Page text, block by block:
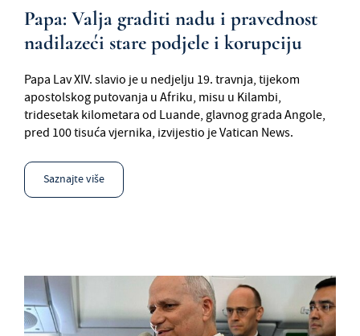
Papa: Valja graditi nadu i pravednost
nadilazeći stare podjele i korupciju
Papa Lav XIV. slavio je u nedjelju 19. travnja, tijekom
apostolskog putovanja u Afriku, misu u Kilambi,
tridesetak kilometara od Luande, glavnog grada Angole,
pred 100 tisuća vjernika, izvijestio je Vatican News.
Saznajte više